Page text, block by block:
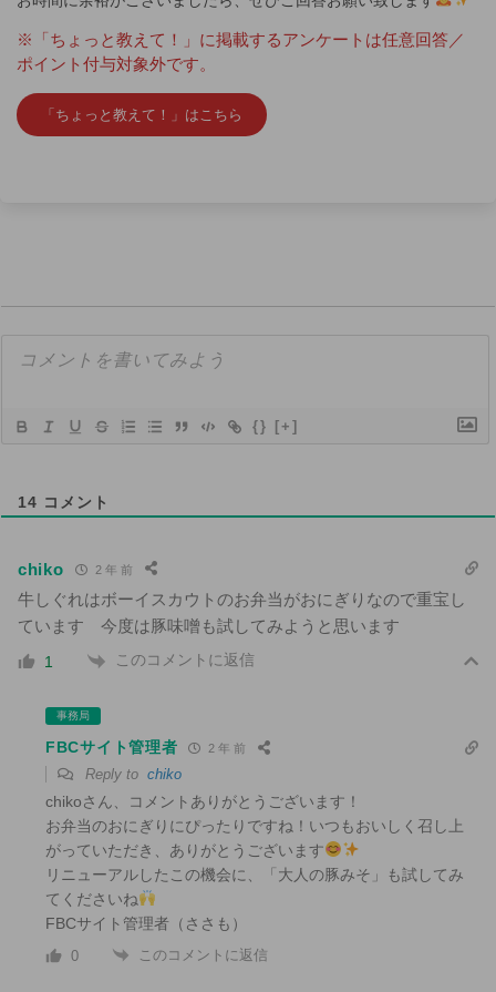
※「ちょっと教えて！」に掲載するアンケートは任意回答／
ポイント付与対象外です。
「ちょっと教えて！」はこちら
{} [+]
14 コメント
chiko 2 年 前
牛しぐれはボーイスカウトのお弁当がおにぎりなので重宝し
ています 今度は豚味噌も試してみようと思います
1 このコメントに返信
事務局
FBCサイト管理者 2 年 前
Reply to chiko
chikoさん、コメントありがとうございます！
お弁当のおにぎりにぴったりですね！いつもおいしく召し上
がっていただき、ありがとうございます
リニューアルしたこの機会に、「大人の豚みそ」も試してみ
てくださいね
FBCサイト管理者（ささも）
0 このコメントに返信